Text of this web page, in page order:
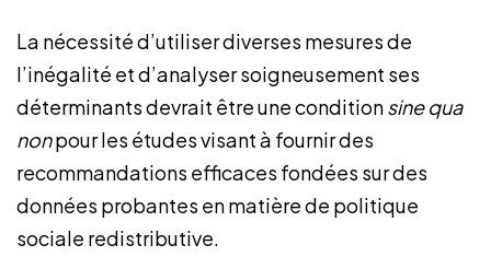
La nécessité d’utiliser diverses mesures de
l’inégalité et d’analyser soigneusement ses
déterminants devrait être une conditionsine qua
nonpour les études visant à fournir des
recommandations efficaces fondées sur des
données probantes en matière de politique
sociale redistributive.